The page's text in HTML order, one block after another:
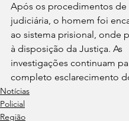
Após os procedimentos
judiciária, o homem foi
ao sistema prisional, onde
à disposição da Justiça. As
investigações continuam
completo esclarecimento
Notícias
Policial
Região